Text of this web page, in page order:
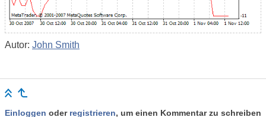
Autor: John Smith
Einloggen oder registrieren, um einen Kommentar zu schreiben